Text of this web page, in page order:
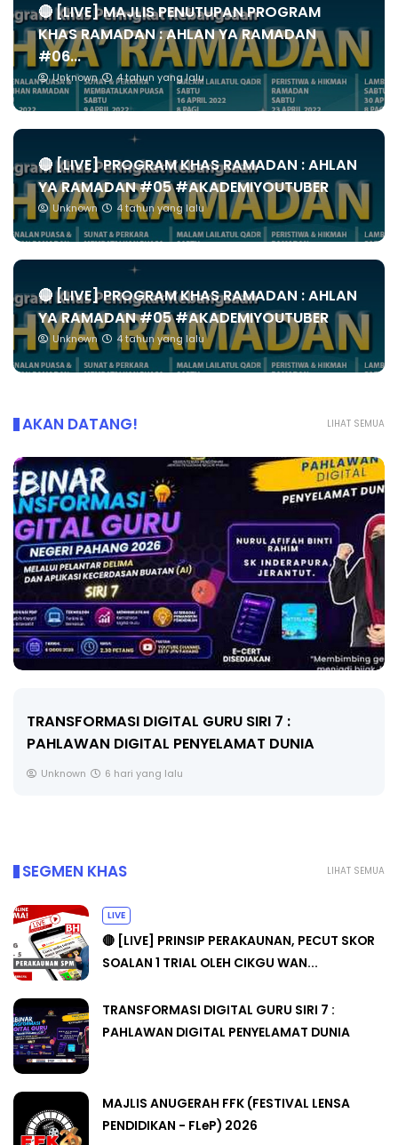
🔴 [LIVE] MAJLIS PENUTUPAN PROGRAM
KHAS RAMADAN : AHLAN YA RAMADAN
#06...
Unknown 4 tahun yang lalu
🔴 [LIVE] PROGRAM KHAS RAMADAN : AHLAN
YA RAMADAN #05 #AKADEMIYOUTUBER
Unknown 4 tahun yang lalu
🔴 [LIVE] PROGRAM KHAS RAMADAN : AHLAN
YA RAMADAN #05 #AKADEMIYOUTUBER
Unknown 4 tahun yang lalu
LIHAT SEMUA
AKAN DATANG!
TRANSFORMASI DIGITAL GURU SIRI 7 :
PAHLAWAN DIGITAL PENYELAMAT DUNIA
Unknown 6 hari yang lalu
LIHAT SEMUA
SEGMEN KHAS
LIVE
🔴 [LIVE] PRINSIP PERAKAUNAN, PECUT SKOR
SOALAN 1 TRIAL OLEH CIKGU WAN...
TRANSFORMASI DIGITAL GURU SIRI 7 :
PAHLAWAN DIGITAL PENYELAMAT DUNIA
MAJLIS ANUGERAH FFK (FESTIVAL LENSA
PENDIDIKAN - FLeP) 2026